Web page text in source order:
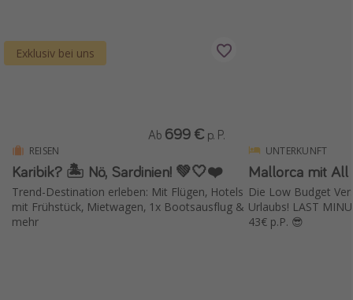
Singlereisen
Strandurlaub
Hotels am Achensee
Weitere Themen
Exklusiv bei uns
REISEN
Karibik? 🏝️ Nö, Sardinien! 💚🤍❤️
Trend-Destination erleben: Mit Flügen, Hotels
mit Frühstück, Mietwagen, 1x Bootsausflug &
mehr
Ab 699 € p. P.
UNTERKUNFT
Mallorca mit All
Die Low Budget
Urlaubs! LAST
43€ p.P. 😎